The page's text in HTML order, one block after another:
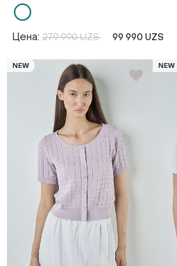
Цена: 279 990 UZS 99 990 UZS
NEW NEW